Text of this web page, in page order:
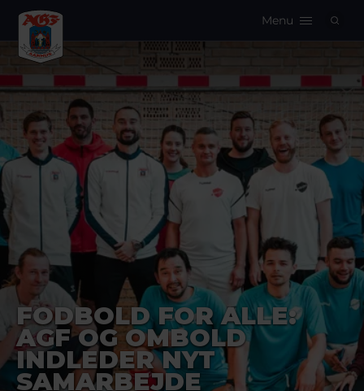
Logo
Menu
FODBOLD FOR ALLE:
AGF OG OMBOLD
INDLEDER NYT
SAMARBEJDE